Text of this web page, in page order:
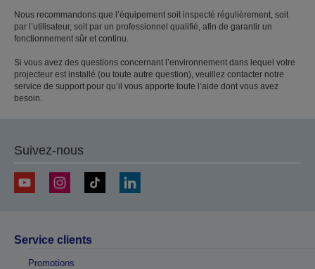
Nous recommandons que l’équipement soit inspecté régulièrement, soit
par l’utilisateur, soit par un professionnel qualifié, afin de garantir un
fonctionnement sûr et continu.
Si vous avez des questions concernant l’environnement dans lequel votre
projecteur est installé (ou toute autre question), veuillez contacter notre
service de support pour qu’il vous apporte toute l’aide dont vous avez
besoin.
Suivez-nous
Service clients
Promotions